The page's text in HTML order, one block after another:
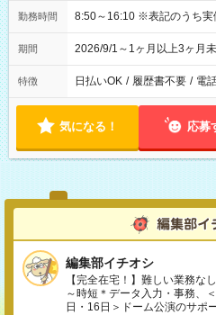
勤務時間 8:50～16:10 ※表記の
期間 2026/9/1～1ヶ月以上3ヶ月
特徴 日払いOK / 履歴書不要 / 電
気になる！ 応募
編集部イチオシ
【完全在宅！】難しい業務な
～時短＊データ入力・事務、
日・16日＞ドーム公演のサポ